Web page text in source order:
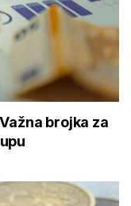
brojka za